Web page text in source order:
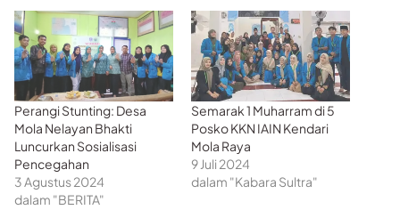
Perangi Stunting: Desa
Mola Nelayan Bhakti
Luncurkan Sosialisasi
Pencegahan
3 Agustus 2024
dalam "BERITA"
Semarak 1 Muharram di 5
Posko KKN IAIN Kendari
Mola Raya
9 Juli 2024
dalam "Kabara Sultra"